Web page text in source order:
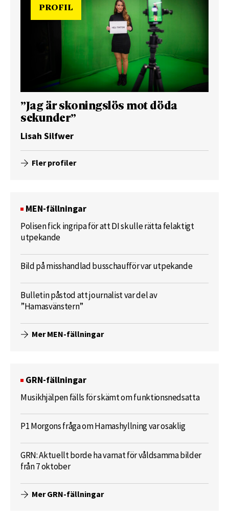
PROFIL
”Jag är skoningslös mot döda
sekunder”
Lisah Silfwer
Fler profiler
MEN-fällningar
Polisen fick ingripa för att DI skulle rätta felaktigt
utpekande
Bild på misshandlad busschaufför var utpekande
Bulletin påstod att journalist var del av
”Hamasvänstern”
Mer MEN-fällningar
GRN-fällningar
Musikhjälpen fälls för skämt om funktionsnedsatta
P1 Morgons fråga om Hamashyllning var osaklig
GRN: Aktuellt borde ha varnat för våldsamma bilder
från 7 oktober
Mer GRN-fällningar